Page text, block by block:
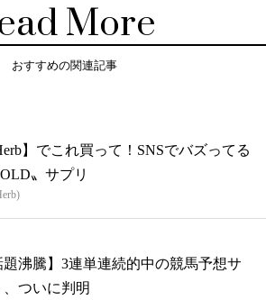
More
おすすめの関連記事
】でこれ買って！SNSでバズってる
〟サプリ
題沸騰】3連単連続的中の競馬予想サ
、ついに判明